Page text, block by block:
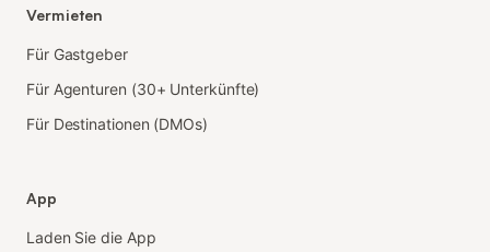
Vermieten
Für Gastgeber
Für Agenturen (30+ Unterkünfte)
Für Destinationen (DMOs)
App
Laden Sie die App